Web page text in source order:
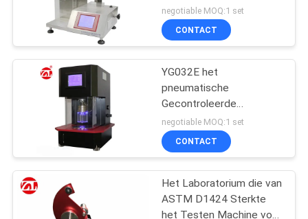
NIEUWS
VERZOEK
OM EEN
CITAAT
VR
SHOW
van het Stoffenwater in
Goede Lineair
negotiable MOQ:1 set
CONTACT
YG032E het
pneumatische
Gecontroleerde
Automatische
Hydraulische Barstende
Meetapparaat van
negotiable MOQ:1 set
CONTACT
Het Laboratorium die van
ASTM D1424 Sterkte
het Testen Machine voor